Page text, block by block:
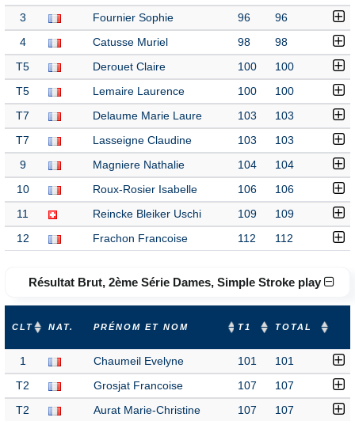
3 Fournier Sophie 96 96
4 Catusse Muriel 98 98
T5 Derouet Claire 100 100
T5 Lemaire Laurence 100 100
T7 Delaume Marie Laure 103 103
T7 Lasseigne Claudine 103 103
9 Magniere Nathalie 104 104
10 Roux-Rosier Isabelle 106 106
11 Reincke Bleiker Uschi 109 109
12 Frachon Francoise 112 112
Résultat Brut, 2ème Série Dames, Simple Stroke play
CLT NAT. PRÉNOM ET NOM T1 TOTAL
1 Chaumeil Evelyne 101 101
T2 Grosjat Francoise 107 107
T2 Aurat Marie-Christine 107 107